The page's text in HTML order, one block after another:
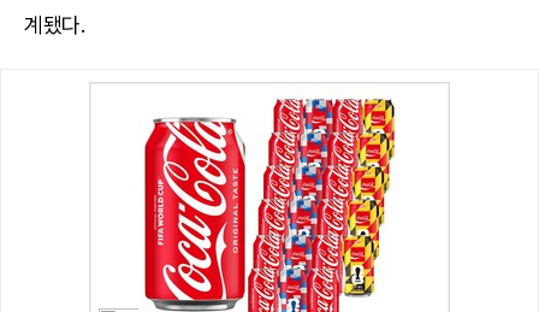
계됐다.